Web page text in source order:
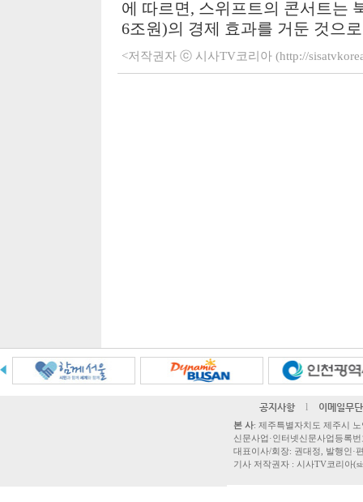
에 따르면, 스위프트의 콘서트는
6조원)의 경제 효과를 거둔 것으
<저작권자 ⓒ 시사TV코리아 (http://
공지사항 l 이메일무
본 사: 제주특별자치도 제주시
신문사업·인터넷신문사업등록
대표이사/회장: 권대정, 발행인·
기사 저작권자 : 시사TV코리아